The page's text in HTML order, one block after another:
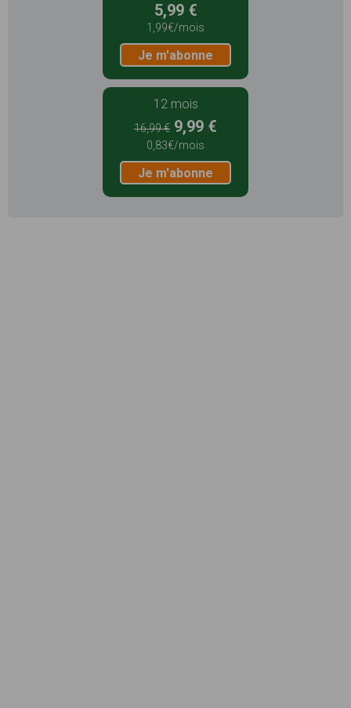
5,99 €
1,99€/mois
Je m'abonne
12 mois
16,99 € 9,99 €
0,83€/mois
Je m'abonne